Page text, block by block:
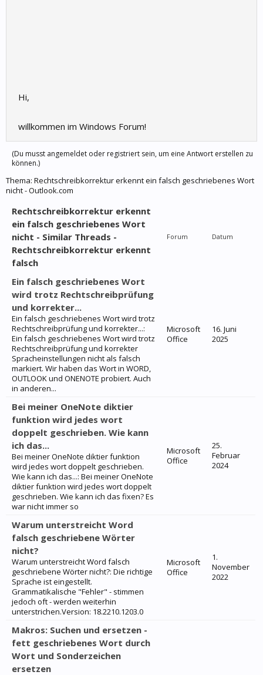
Hi,
willkommen im Windows Forum!
(Du musst angemeldet oder registriert sein, um eine Antwort erstellen zu
können.)
Thema: Rechtschreibkorrektur erkennt ein falsch geschriebenes Wort
nicht - Outlook.com
Rechtschreibkorrektur erkennt
ein falsch geschriebenes Wort
nicht - Similar Threads -
Rechtschreibkorrektur erkennt
falsch
Forum Datum
Ein falsch geschriebenes Wort
wird trotz Rechtschreibprüfung
und korrekter...
Ein falsch geschriebenes Wort wird trotz
Rechtschreibprüfung und korrekter...:
Ein falsch geschriebenes Wort wird trotz
Rechtschreibprüfung und korrekter
Spracheinstellungen nicht als falsch
markiert. Wir haben das Wort in WORD,
OUTLOOK und ONENOTE probiert. Auch
in anderen...
Microsoft
Office
16. Juni
2025
Bei meiner OneNote diktier
funktion wird jedes wort
doppelt geschrieben. Wie kann
ich das...
Bei meiner OneNote diktier funktion
wird jedes wort doppelt geschrieben.
Wie kann ich das...: Bei meiner OneNote
diktier funktion wird jedes wort doppelt
geschrieben. Wie kann ich das fixen? Es
war nicht immer so
Microsoft
Office
25.
Februar
2024
Warum unterstreicht Word
falsch geschriebene Wörter
nicht?
Warum unterstreicht Word falsch
geschriebene Wörter nicht?: Die richtige
Sprache ist eingestellt.
Grammatikalische "Fehler" - stimmen
jedoch oft - werden weiterhin
unterstrichen.Version: 18.2210.1203.0
Microsoft
Office
1.
November
2022
Makros: Suchen und ersetzen -
fett geschriebenes Wort durch
Wort und Sonderzeichen
ersetzen